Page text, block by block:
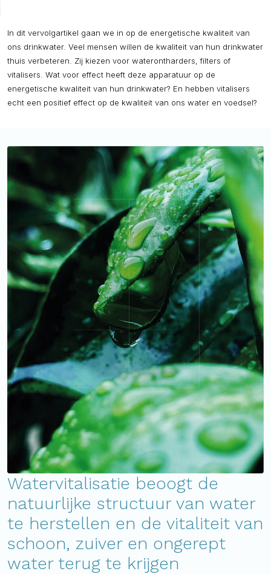
In dit vervolgartikel gaan we in op de energetische kwaliteit van
ons drinkwater. Veel mensen willen de kwaliteit van hun drinkwater
thuis verbeteren. Zij kiezen voor waterontharders, filters of
vitalisers. Wat voor effect heeft deze apparatuur op de
energetische kwaliteit van hun drinkwater? En hebben vitalisers
echt een positief effect op de kwaliteit van ons water en voedsel?
Watervitalisatie beoogt de
natuurlijke structuur van water
te herstellen en de vitaliteit van
schoon, zuiver en ongerept
water terug te krijgen